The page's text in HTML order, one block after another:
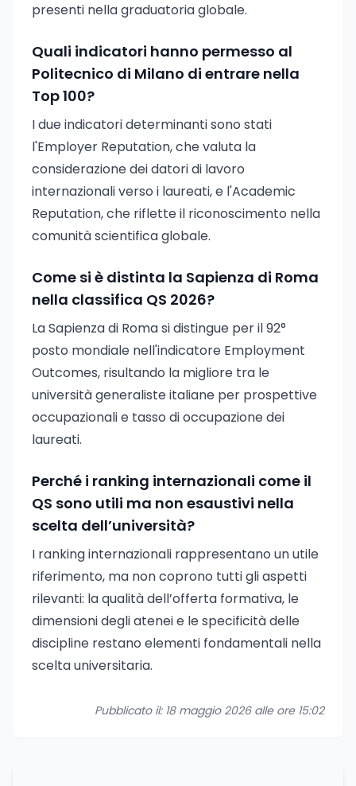
presenti nella graduatoria globale.
Quali indicatori hanno permesso al
Politecnico di Milano di entrare nella
Top 100?
I due indicatori determinanti sono stati
l'Employer Reputation, che valuta la
considerazione dei datori di lavoro
internazionali verso i laureati, e l'Academic
Reputation, che riflette il riconoscimento nella
comunità scientifica globale.
Come si è distinta la Sapienza di Roma
nella classifica QS 2026?
La Sapienza di Roma si distingue per il 92°
posto mondiale nell'indicatore Employment
Outcomes, risultando la migliore tra le
università generaliste italiane per prospettive
occupazionali e tasso di occupazione dei
laureati.
Perché i ranking internazionali come il
QS sono utili ma non esaustivi nella
scelta dell’università?
I ranking internazionali rappresentano un utile
riferimento, ma non coprono tutti gli aspetti
rilevanti: la qualità dell’offerta formativa, le
dimensioni degli atenei e le specificità delle
discipline restano elementi fondamentali nella
scelta universitaria.
Pubblicato il: 18 maggio 2026 alle ore 15:02